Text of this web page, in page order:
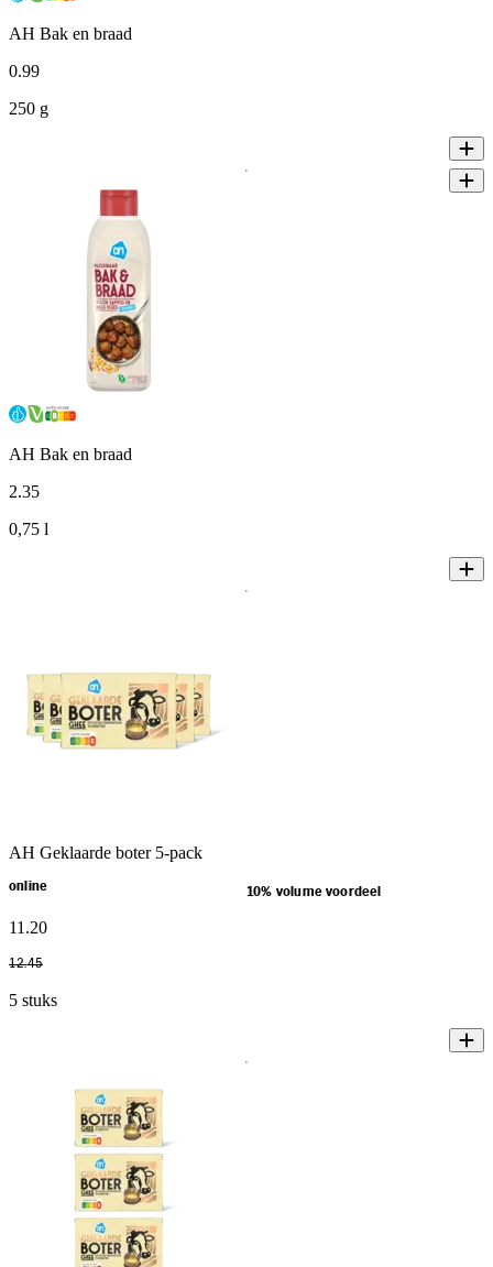
AH Bak en braad
0.99
250 g
AH Bak en braad
2.35
0,75 l
AH Geklaarde boter 5-pack
online 10% volume voordeel
11 .20
12.45
5 stuks